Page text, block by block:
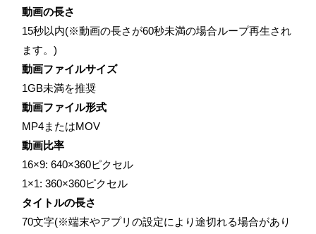
動画の長さ
15秒以内(※動画の長さが60秒未満の場合ループ再生され
ます。)
動画ファイルサイズ
1GB未満を推奨
動画ファイル形式
MP4またはMOV
動画比率
16×9: 640×360ピクセル
1×1: 360×360ピクセル
タイトルの長さ
70文字(※端末やアプリの設定により途切れる場合があり